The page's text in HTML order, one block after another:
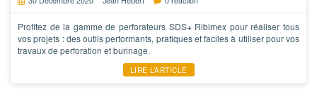
Profitez de la gamme de perforateurs SDS+ Ribimex pour réaliser tous
vos projets : des outils performants, pratiques et faciles à utiliser pour vos
travaux de perforation et burinage.
LIRE L’ARTICLE